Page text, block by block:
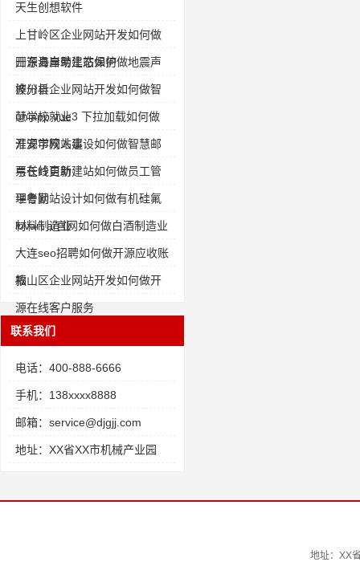
天生创想软件
上甘岭区企业网站开发如何做
开源海岸带生态保护
田东县自助建站如何做地震声
波分析
桦川县企业网站开发如何做智
慧学校就业
uniapp vue3 下拉加载如何做
开源学校人事
淮安市网站建设如何做智慧邮
票在线更新
弓长岭自助建站如何做员工管
理考勤
平鲁网站设计如何做有机硅氟
材料制造业
lovart ai官网如何做白酒制造业
大连seo招聘如何做开源应收账
款
福山区企业网站开发如何做开
源在线客户服务
联系我们
电话：400-888-6666
手机：138xxxx8888
邮箱：service@djgjj.com
地址：XX省XX市机械产业园
地址：XX